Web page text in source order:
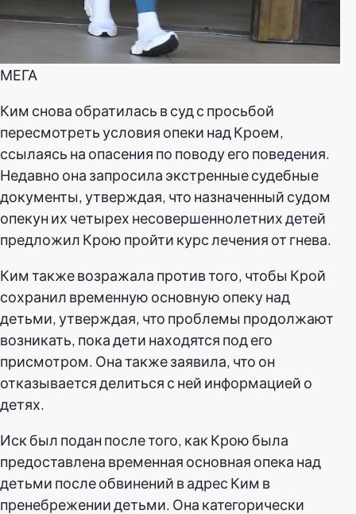
МЕГА
Ким снова обратилась в суд с просьбой
пересмотреть условия опеки над Кроем,
ссылаясь на опасения по поводу его поведения.
Недавно она запросила экстренные судебные
документы, утверждая, что назначенный судом
опекун их четырех несовершеннолетних детей
предложил Крою пройти курс лечения от гнева.
Ким также возражала против того, чтобы Крой
сохранил временную основную опеку над
детьми, утверждая, что проблемы продолжают
возникать, пока дети находятся под его
присмотром. Она также заявила, что он
отказывается делиться с ней информацией о
детях.
Иск был подан после того, как Крою была
предоставлена временная основная опека над
детьми после обвинений в адрес Ким в
пренебрежении детьми. Она категорически